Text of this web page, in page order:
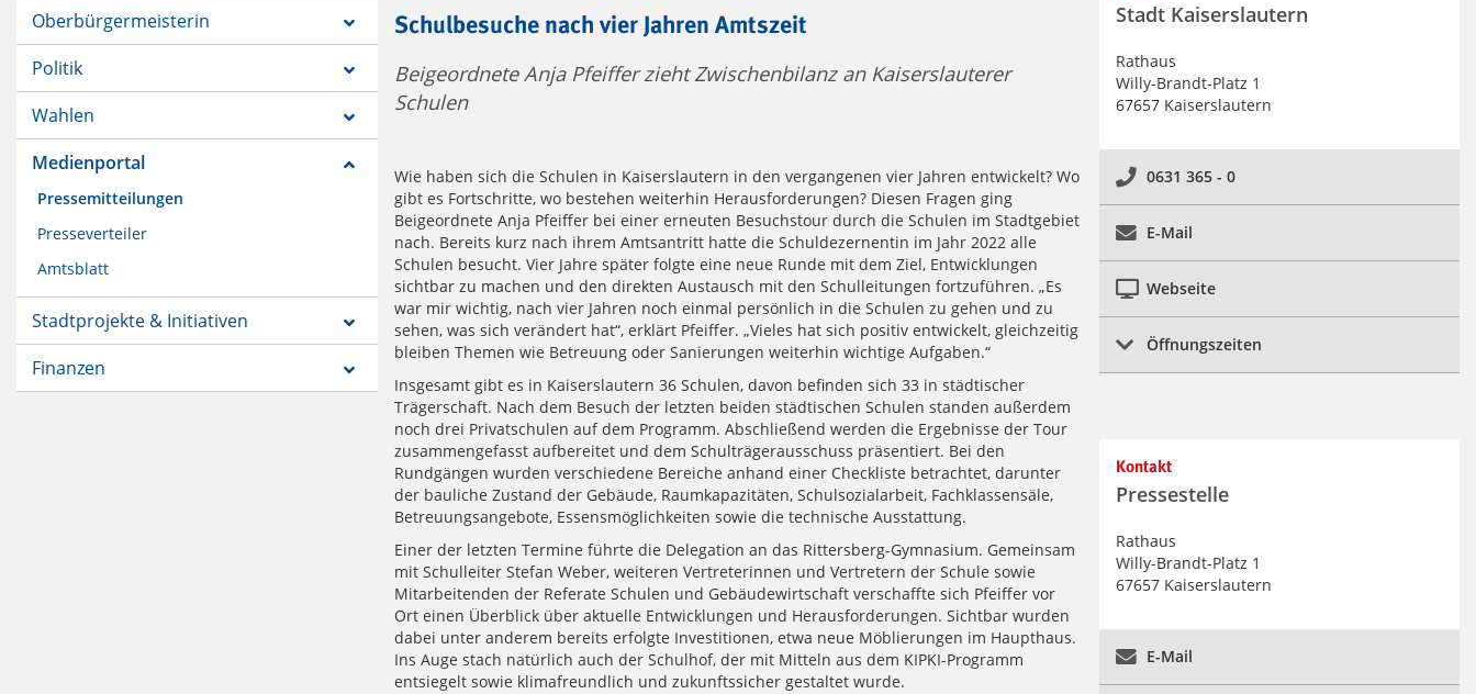
Oberbürgermeisterin
Politik
Wahlen
Medienportal
Pressemitteilungen
Presseverteiler
Amtsblatt
Stadtprojekte & Initiativen
Finanzen
Schulbesuche nach vier Jahren Amtszeit
Beigeordnete Anja Pfeiffer zieht Zwischenbilanz an Kaiserslauterer
Schulen
Wie haben sich die Schulen in Kaiserslautern in den vergangenen vier Jahren entwickelt? Wo
gibt es Fortschritte, wo bestehen weiterhin Herausforderungen? Diesen Fragen ging
Beigeordnete Anja Pfeiffer bei einer erneuten Besuchstour durch die Schulen im Stadtgebiet
nach. Bereits kurz nach ihrem Amtsantritt hatte die Schuldezernentin im Jahr 2022 alle
Schulen besucht. Vier Jahre später folgte eine neue Runde mit dem Ziel, Entwicklungen
sichtbar zu machen und den direkten Austausch mit den Schulleitungen fortzuführen. „Es
war mir wichtig, nach vier Jahren noch einmal persönlich in die Schulen zu gehen und zu
sehen, was sich verändert hat“, erklärt Pfeiffer. „Vieles hat sich positiv entwickelt, gleichzeitig
bleiben Themen wie Betreuung oder Sanierungen weiterhin wichtige Aufgaben.“
Insgesamt gibt es in Kaiserslautern 36 Schulen, davon befinden sich 33 in städtischer
Trägerschaft. Nach dem Besuch der letzten beiden städtischen Schulen standen außerdem
noch drei Privatschulen auf dem Programm. Abschließend werden die Ergebnisse der Tour
zusammengefasst aufbereitet und dem Schulträgerausschuss präsentiert. Bei den
Rundgängen wurden verschiedene Bereiche anhand einer Checkliste betrachtet, darunter
der bauliche Zustand der Gebäude, Raumkapazitäten, Schulsozialarbeit, Fachklassensäle,
Betreuungsangebote, Essensmöglichkeiten sowie die technische Ausstattung.
Einer der letzten Termine führte die Delegation an das Rittersberg-Gymnasium. Gemeinsam
mit Schulleiter Stefan Weber, weiteren Vertreterinnen und Vertretern der Schule sowie
Mitarbeitenden der Referate Schulen und Gebäudewirtschaft verschaffte sich Pfeiffer vor
Ort einen Überblick über aktuelle Entwicklungen und Herausforderungen. Sichtbar wurden
dabei unter anderem bereits erfolgte Investitionen, etwa neue Möblierungen im Haupthaus.
Ins Auge stach natürlich auch der Schulhof, der mit Mitteln aus dem KIPKI-Programm
entsiegelt sowie klimafreundlich und zukunftssicher gestaltet wurde.
Stadt Kaiserslautern
Rathaus
Willy-Brandt-Platz 1
67657 Kaiserslautern
0631 365 - 0
E-Mail
Webseite
Öffnungszeiten
Kontakt
Pressestelle
Rathaus
Willy-Brandt-Platz 1
67657 Kaiserslautern
E-Mail